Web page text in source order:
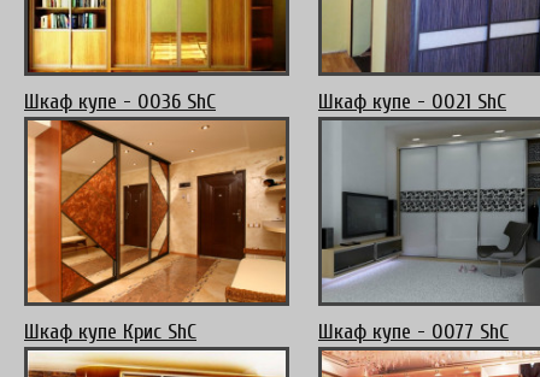
Шкаф купе - 0036 ShC Шкаф купе - 0021 ShC
Шкаф купе Крис ShC Шкаф купе - 0077 ShC